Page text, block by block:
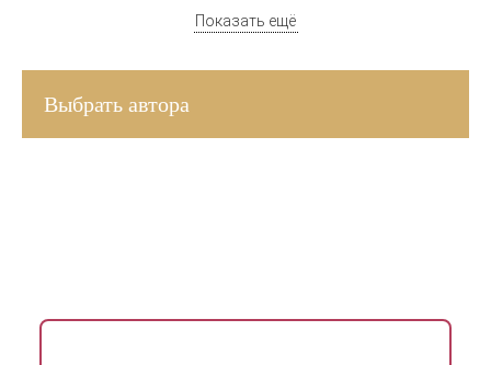
Показать ещё
Выбрать автора